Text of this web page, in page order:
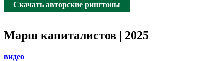
Скачать авторские рингтоны
Марш капиталистов | 2025
видео